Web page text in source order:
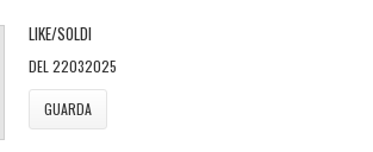
LIKE/SOLDI
DEL 22032025
GUARDA